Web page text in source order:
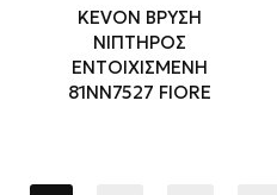
KEVON ΒΡΥΣΗ
ΝΙΠΤΗΡΟΣ
ΕΝΤΟΙΧΙΣΜΕΝΗ
81ΝΝ7527 FIORE